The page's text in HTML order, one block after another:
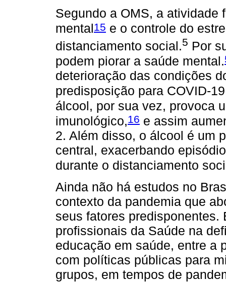
Segundo a OMS, a atividade
mental15 e o controle do
distanciamento social.5 Por
podem piorar a saúde mental.
deterioração das condições
predisposição para COVID-
álcool, por sua vez, provoca
imunológico,16 e assim
2. Além disso, o álcool é um
central, exacerbando
durante o distanciamento
Ainda não há estudos no
contexto da pandemia que
seus fatores
profissionais da Saúde na
educação em saúde, entre a
com políticas públicas para
grupos, em tempos de